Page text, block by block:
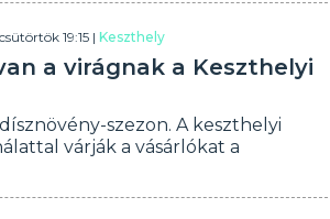
19:15 |Keszthely
a virágnak a Keszthelyi
szezon. A keszthelyi
várják a vásárlókat a